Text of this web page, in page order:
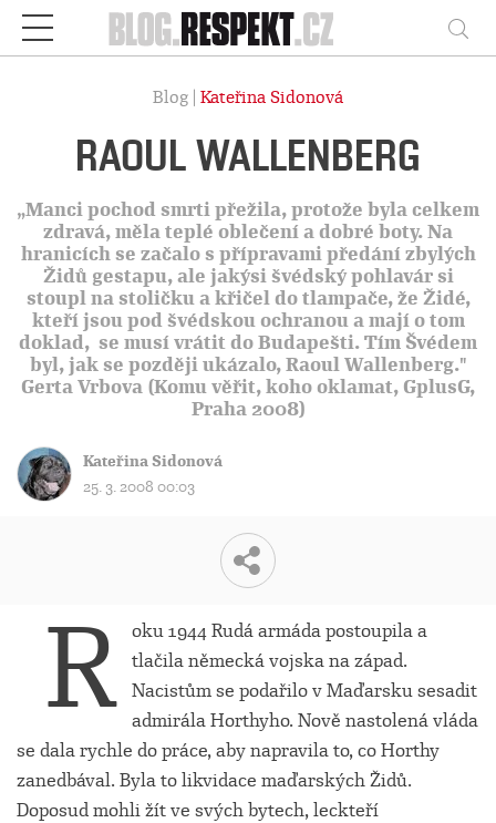
Respekt
Blog | Kateřina Sidonová
RAOUL WALLENBERG
„Manci pochod smrti přežila, protože byla celkem
zdravá, měla teplé oblečení a dobré boty. Na
hranicích se začalo s přípravami předání zbylých
Židů gestapu, ale jakýsi švédský pohlavár si
stoupl na stoličku a křičel do tlampače, že Židé,
kteří jsou pod švédskou ochranou a mají o tom
doklad, se musí vrátit do Budapešti. Tím Švédem
byl, jak se později ukázalo, Raoul Wallenberg."
Gerta Vrbova (Komu věřit, koho oklamat, GplusG,
Praha 2008)
Kateřina Sidonová
25. 3. 2008 00:03
R
oku 1944 Rudá armáda postoupila a
tlačila německá vojska na západ.
Nacistům se podařilo v Maďarsku sesadit
admirála Horthyho. Nově nastolená vláda
se dala rychle do práce, aby napravila to, co Horthy
zanedbával. Byla to likvidace maďarských Židů.
Doposud mohli žít ve svých bytech, leckteří